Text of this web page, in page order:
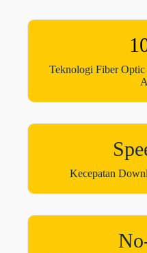
Teknologi Fiber Optic
Kecepatan